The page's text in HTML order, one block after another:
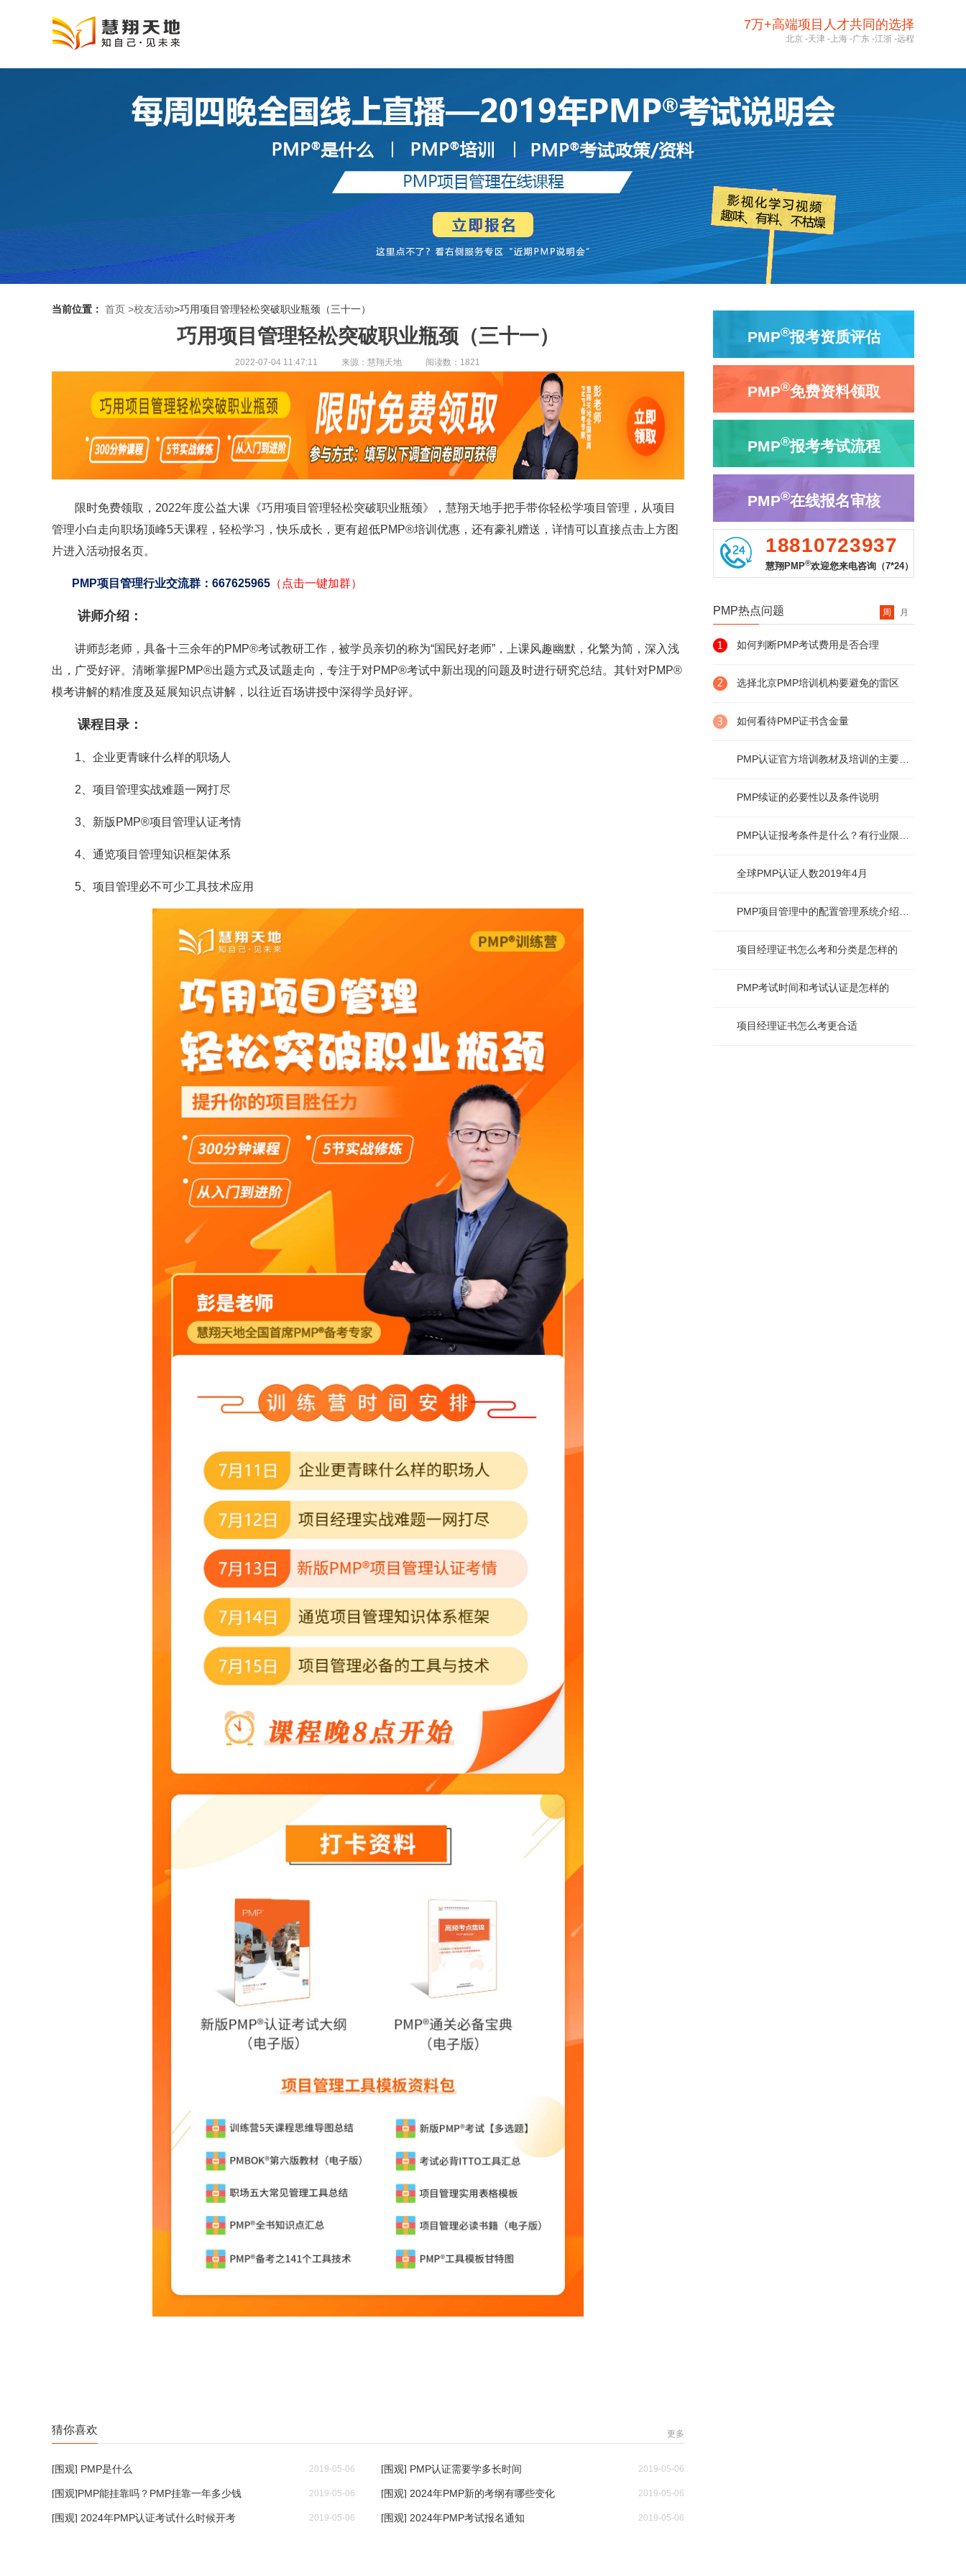
7万+高端项目人才共同的选择
北京 -天津 - 上海 -广东 -江浙 -远程
当前位置： 首页 >校友活动>巧用项目管理轻松突破职业瓶颈（三十一）
巧用项目管理轻松突破职业瓶颈（三十一）
2022-07-04 11:47:11 来源：慧翔天地 阅读数：1821
限时免费领取，2022年度公益大课《巧用项目管理轻松突破职业瓶颈》 ， 慧翔天地手把手带你轻松学项目管理，从项目
管理小白走向职场顶峰5天课程，轻松学习，快乐成长，更有超低PMP®培训优惠，还有豪礼赠送，详情可以直接点击上方图
片进入活动报名页。
PMP项目管理行业交流群：667625965 （点击一键加群）
讲师介绍：
讲师彭老师，具备十三余年的PMP®考试教研工作，被学员亲切的称为“国民好老师”，上课风趣幽默，化繁为简，深入浅
出，广受好评。清晰掌握PMP®出题方式及试题走向，专注于对PMP®考试中新出现的问题及时进行研究总结。其针对PMP®
模考讲解的精准度及延展知识点讲解，以往近百场讲授中深得学员好评。
课程目录：
1、企业更青睐什么样的职场人
2、项目管理实战难题一网打尽
3、新版PMP®项目管理认证考情
4、通览项目管理知识框架体系
5、项目管理必不可少工具技术应用
猜你喜欢 更多
[围观] PMP是什么 2019-05-06 [围观] PMP认证需要学多长时间 2019-05-06
[围观]PMP能挂靠吗？PMP挂靠一年多少钱 2019-05-06 [围观] 2024年PMP新的考纲有哪些变化 2019-05-06
[围观] 2024年PMP认证考试什么时候开考 2019-05-06 [围观] 2024年PMP考试报名通知 2019-05-06
PMP®报考资质评估
PMP®免费资料领取
PMP®报考考试流程
PMP®在线报名审核
18810723937
慧翔PMP®欢迎您来电咨询（7*24）
PMP热点问题 周 月
如何判断PMP考试费用是否合理
选择北京PMP培训机构要避免的雷区
如何看待PMP证书含金量
PMP续证的必要性以及条件说明
全球PMP认证人数2019年4月
项目经理证书怎么考和分类是怎样的
PMP考试时间和考试认证是怎样的
项目经理证书怎么考更合适